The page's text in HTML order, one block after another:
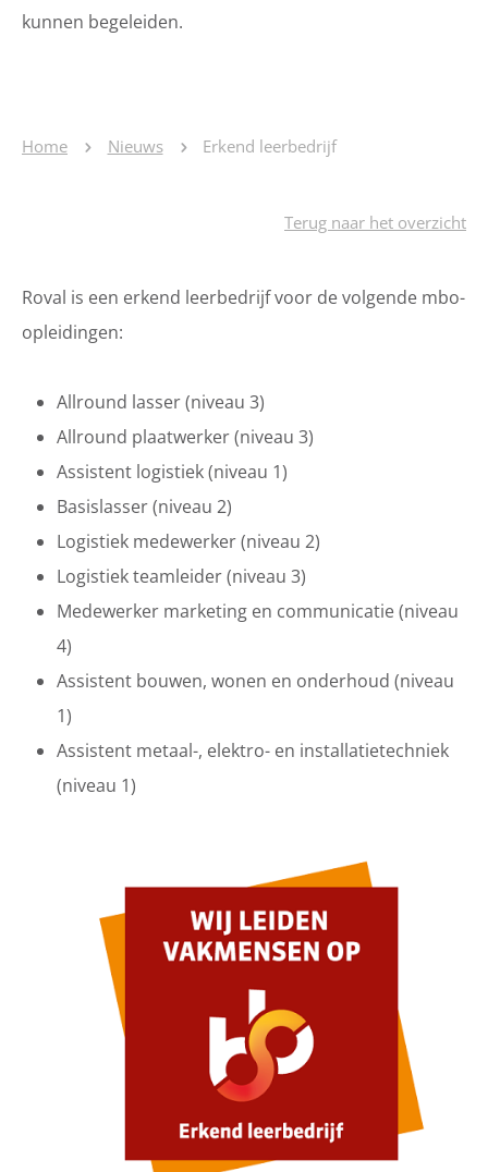
kunnen begeleiden.
Home Nieuws Erkend leerbedrijf
Terug naar het overzicht
Roval is een erkend leerbedrijf voor de volgende mbo-
opleidingen:
Allround lasser (niveau 3)
Allround plaatwerker (niveau 3)
Assistent logistiek (niveau 1)
Basislasser (niveau 2)
Logistiek medewerker (niveau 2)
Logistiek teamleider (niveau 3)
Medewerker marketing en communicatie (niveau
4)
Assistent bouwen, wonen en onderhoud (niveau
1)
Assistent metaal-, elektro- en installatietechniek
(niveau 1)